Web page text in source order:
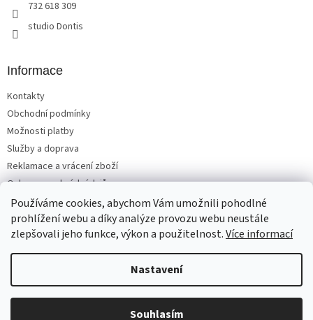
Používáme cookies, abychom Vám umožnili pohodlné
prohlížení webu a díky analýze provozu webu neustále
zlepšovali jeho funkce, výkon a použitelnost.Více informací
Nastavení
Souhlasím
732 618 309
studio Dontis
Informace
Kontakty
Obchodní podmínky
Možnosti platby
Služby a doprava
Reklamace a vrácení zboží
Ochrana osobních údajů
Copyright 2026Matrace, postele, nábytek Benešov. Všechna
práva vyhrazena.Upravit nastavení cookies